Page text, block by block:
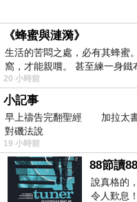
《蜂蜜與漣漪》
生活的苦悶之處，必有其蜂蜜
窩，才能親嚐。 甚至練一身
20 小時前
小記事
早上禱告完翻聖經 加拉太
對磯法說
19 小時前
88節讀
說真格的
令人歎息